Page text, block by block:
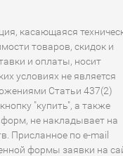
касающаяся
товаров, скидок и
и оплаты, носит
условиях не является
Статьи 437(2)
"купить", а также
не накладывает на
Присланное по e-mail
формы заявки на